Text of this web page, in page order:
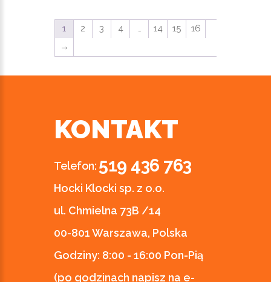
1 2 3 4 … 14 15
16
→
KONTAKT
Telefon: 519 436 763
Hocki Klocki sp. z o.o.
ul. Chmielna 73B /14
00-801 Warszawa, Polska
Godziny: 8:00 - 16:00 Pon-Pią
(po godzinach napisz na e-